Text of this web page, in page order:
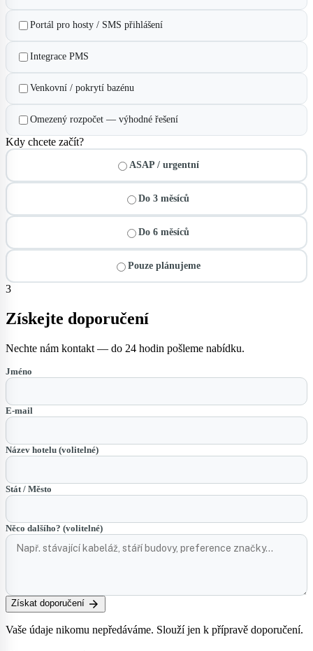
Portál pro hosty / SMS přihlášení
Integrace PMS
Venkovní / pokrytí bazénu
Omezený rozpočet — výhodné řešení
Kdy chcete začít?
ASAP / urgentní
Do 3 měsíců
Do 6 měsíců
Pouze plánujeme
3
Získejte doporučení
Nechte nám kontakt — do 24 hodin pošleme nabídku.
Jméno
E-mail
Název hotelu (volitelné)
Stát / Město
Něco dalšího? (volitelné)
Získat doporučení arrow_forward
Vaše údaje nikomu nepředáváme. Slouží jen k přípravě doporučení.